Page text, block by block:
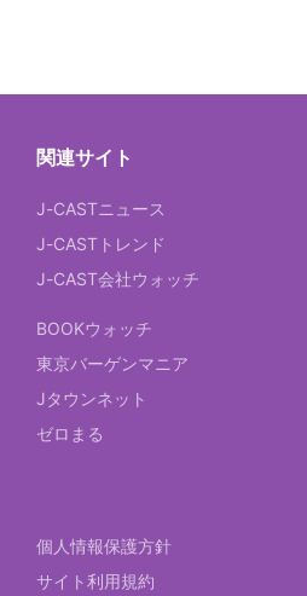
関連サイト
J-CASTニュース
J-CASTトレンド
J-CAST会社ウォッチ
BOOKウォッチ
東京バーゲンマニア
Jタウンネット
ゼロまる
個人情報保護方針
サイト利用規約